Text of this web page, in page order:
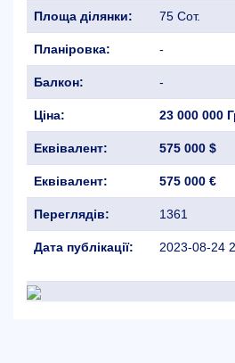
Площа ділянки: 75 Сот.
Планіровка: -
Балкон: -
Ціна: 23 000 000
Еквівалент: 575 000 $
Еквівалент: 575 000 €
Переглядів: 1361
Дата публікації: 2023-08-24